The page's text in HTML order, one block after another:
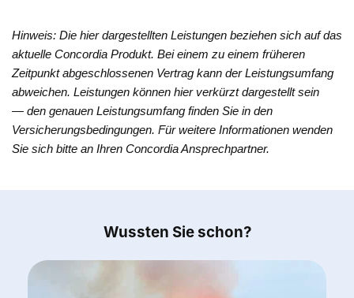
Hinweis: Die hier dargestellten Leistungen beziehen sich auf das
aktuelle Concordia Produkt. Bei einem zu einem früheren
Zeitpunkt abgeschlossenen Vertrag kann der Leistungsumfang
abweichen. Leistungen können hier verkürzt dargestellt sein
— den genauen Leistungsumfang finden Sie in den
Versicherungsbedingungen. Für weitere Informationen wenden
Sie sich bitte an Ihren Concordia Ansprechpartner.
Wussten Sie schon?